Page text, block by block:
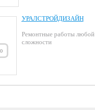
УРАЛСТРОЙДИЗАЙН
Ремонтные работы любой
сложности